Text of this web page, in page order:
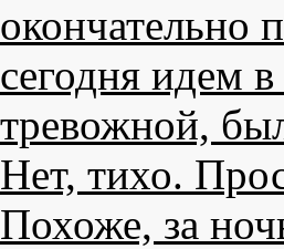
окончательно
сегодня идем
тревожной,
Нет, тихо.
Похоже, за